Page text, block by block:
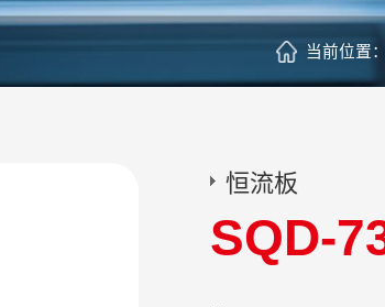
当前位置
恒流板
SQD-